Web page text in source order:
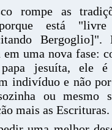
rompe as
está "livre
Bergoglio]".
uma nova fase:
jesuíta, ele é
indivíduo e não
ou mesmo
mais as Escrituras.